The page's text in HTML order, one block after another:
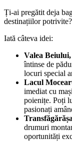
Ți-ai pregătit deja
destinațiilor potrivite?
Iată câteva idei:
Valea
întinse de
locuri special
Lacul
imediat cu
poienițe. Poți
pasionați
drumuri
oportunități